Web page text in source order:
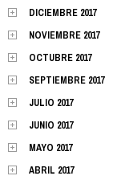
DICIEMBRE 2017
NOVIEMBRE 2017
OCTUBRE 2017
SEPTIEMBRE 2017
JULIO 2017
JUNIO 2017
MAYO 2017
ABRIL 2017